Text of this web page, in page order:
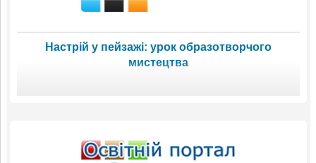
Настрій у пейзажі: урок образотворчого
мистецтва